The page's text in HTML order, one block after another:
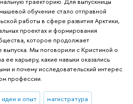
обучение стало отправной
работы в сфере развития Арктики,
проектах и формирования
которое продолжает
Мы поговорили с Кристиной о
ее карьеру, какие навыки оказались
и почему исследовательский интерес
профессии.
идеи и опыт магистратура